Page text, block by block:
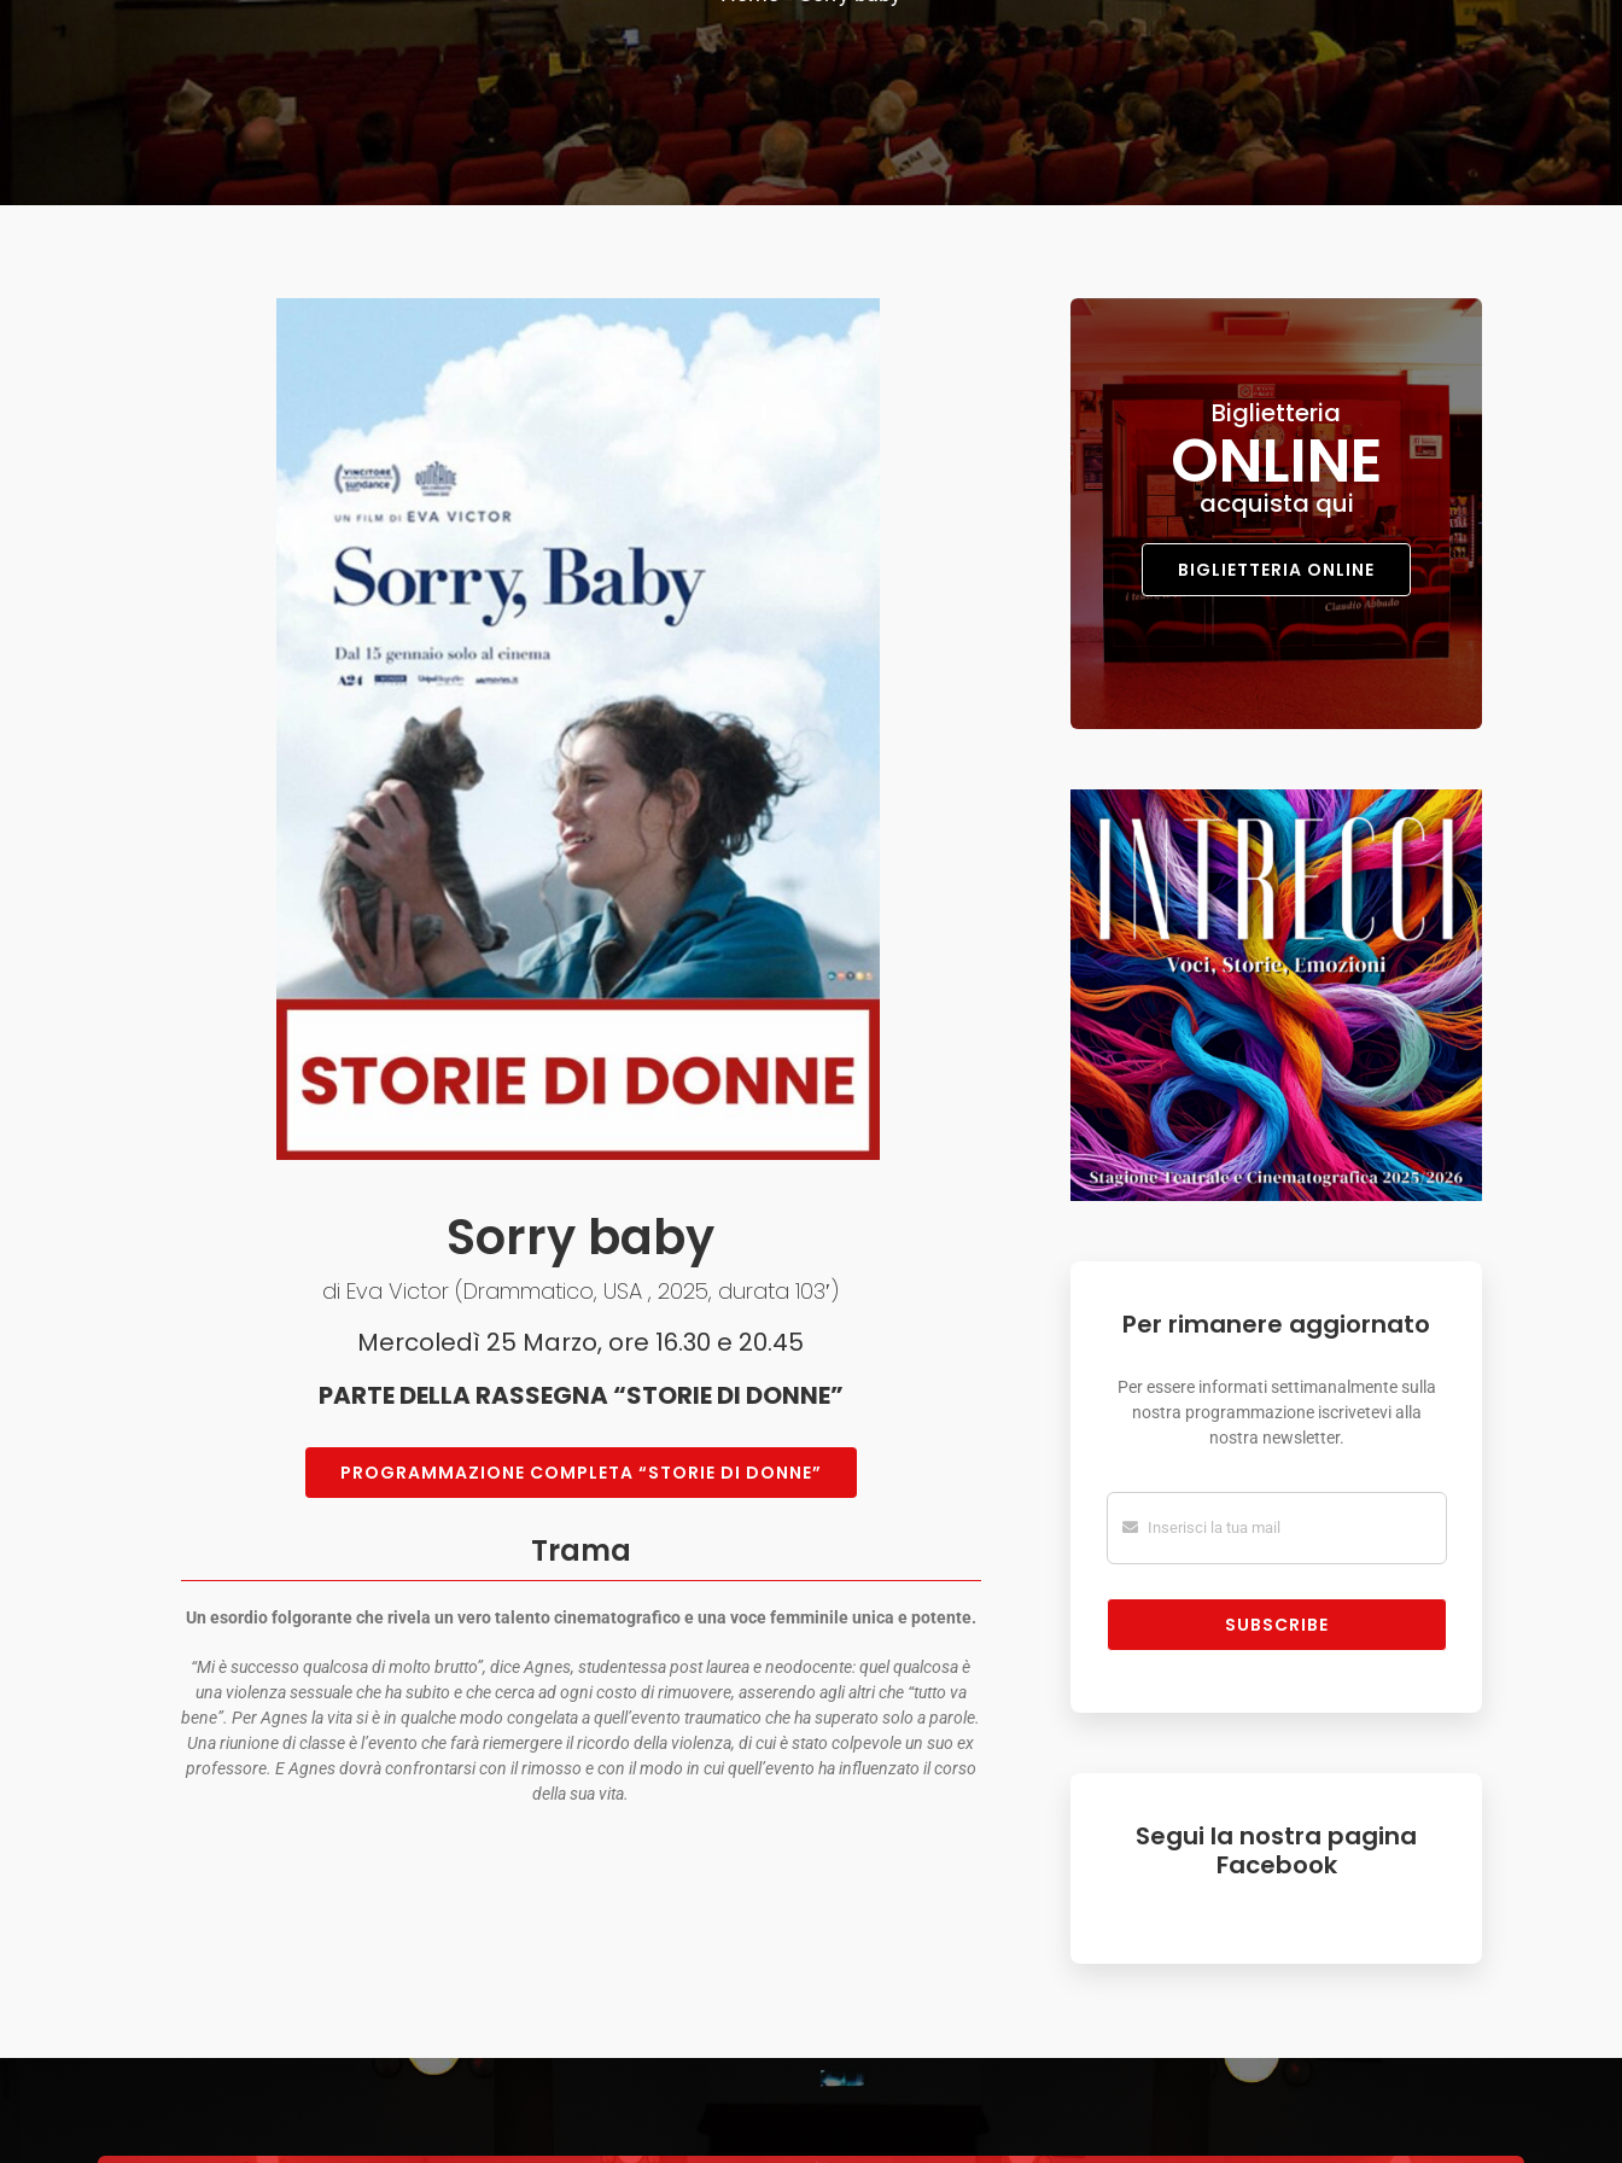
Sorry baby
di Eva Victor (Drammatico, USA , 2025, durata 103′)
Mercoledì 25 Marzo, ore 16.30 e 20.45
PARTE DELLA RASSEGNA “STORIE DI DONNE”
PROGRAMMAZIONE COMPLETA “STORIE DI DONNE”
Trama
Un esordio folgorante che rivela un vero talento cinematografico e una voce femminile unica e potente.
“Mi è successo qualcosa di molto brutto”, dice Agnes, studentessa post laurea e neodocente: quel qualcosa è
una violenza sessuale che ha subito e che cerca ad ogni costo di rimuovere, asserendo agli altri che “tutto va
bene”. Per Agnes la vita si è in qualche modo congelata a quell’evento traumatico che ha superato solo a parole.
Una riunione di classe è l’evento che farà riemergere il ricordo della violenza, di cui è stato colpevole un suo ex
professore. E Agnes dovrà confrontarsi con il rimosso e con il modo in cui quell’evento ha influenzato il corso
della sua vita.
Biglietteria
ONLINE
acquista qui
BIGLIETTERIA ONLINE
Per rimanere aggiornato
Per essere informati settimanalmente sulla
nostra programmazione iscrivetevi alla
nostra newsletter.
SUBSCRIBE
Segui la nostra pagina
Facebook